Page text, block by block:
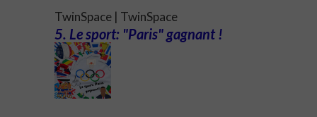
TwinSpace | TwinSpace
5. Le sport: "Paris" gagnant !